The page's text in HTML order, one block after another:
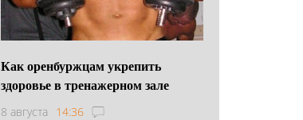
Как оренбуржцам укрепить
здоровье в тренажерном зале
8 августа 14:36